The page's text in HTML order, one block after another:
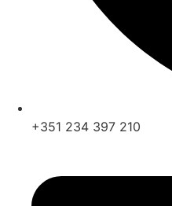
+351 234 397 210